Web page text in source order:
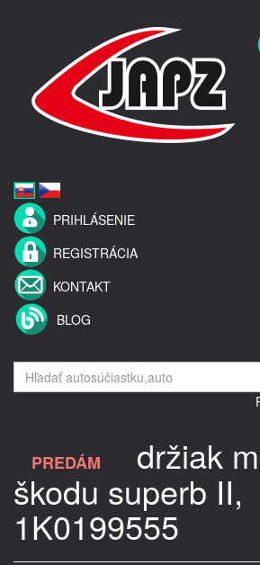
PRIHLÁSENIE
REGISTRÁCIA
KONTAKT
BLOG
PREDÁM držiak
škodu superb II,
1K0199555